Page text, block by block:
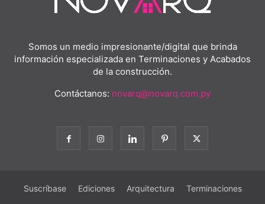
Somos un medio impresionante/digital que brinda
información especializada en Terminaciones y Acabados
de la construcción.
Contáctanos: novarq@novarq.com.py
Suscríbase Ediciones Arquitectura Terminaciones